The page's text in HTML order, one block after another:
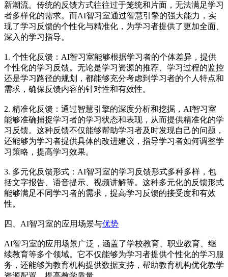
新潮流。传统的反馈方式往往过于笼统和片面，无法满足学习
者多样化的需求。而AI智习室通过智慧引擎的强大能力，实
现了学习反馈的个性化与精准化，为学习者提供了更加全面、
深入的学习指导。
1. 个性化反馈：AI智习室能够根据学习者的个体差异，提供
个性化的学习反馈。无论是学习资源的推荐、学习过程的监控
还是学习路径的规划，都能够充分考虑到学习者的个人特点和
需求，确保反馈内容的针对性和有效性。
2. 精准化反馈：通过智慧引擎的深度分析和挖掘，AI智习室
能够准确捕捉学习者的学习状态和表现，从而提供精准化的学
习反馈。这种反馈不仅能够帮助学习者及时发现自己的问题，
还能够为学习者提供具体的改进建议，指导学习者如何调整学
习策略，提高学习效果。
3. 多元化反馈形式：AI智习室的学习反馈形式多种多样，包
括文字报告、语音提示、视频讲解等。这种多元化的反馈形式
能够满足不同学习者的需求，提高学习反馈的接受度和有效
性。
四、AI智习室的应用场景与优势
AI智习室的应用场景广泛，涵盖了学校教育、职业教育、继
续教育等多个领域。它不仅能够为学习者提供个性化的学习服
务，还能够为教育机构提供数据支持，帮助教育机构优化教学